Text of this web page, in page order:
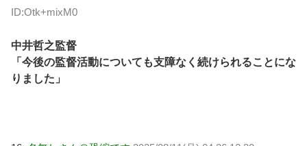
ID:Otk+mixM0
中井哲之監督
「今後の監督活動についても支障なく続けられることにな
りました」